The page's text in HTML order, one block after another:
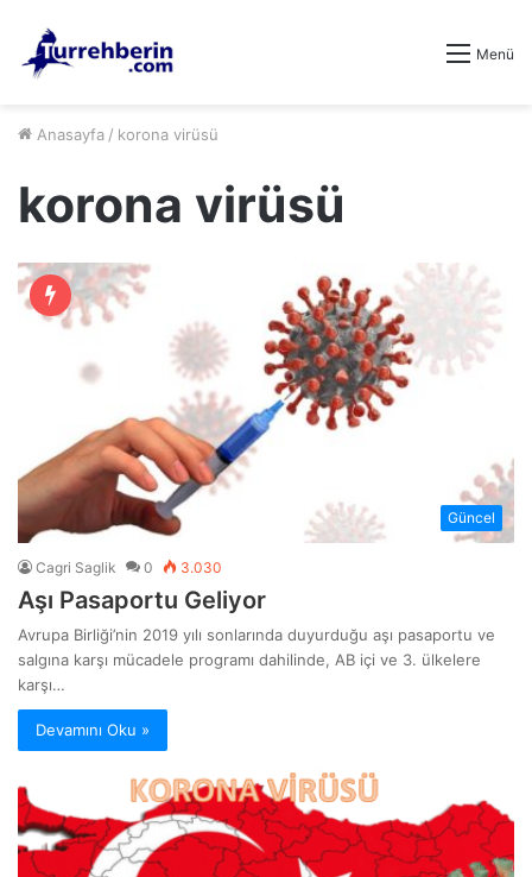
Menü
Anasayfa / korona virüsü
korona virüsü
Güncel
Cagri Saglik 0 3.030
Aşı Pasaportu Geliyor
Avrupa Birliği’nin 2019 yılı sonlarında duyurduğu aşı pasaportu ve
salgına karşı mücadele programı dahilinde, AB içi ve 3. ülkelere
karşı…
Devamını Oku »